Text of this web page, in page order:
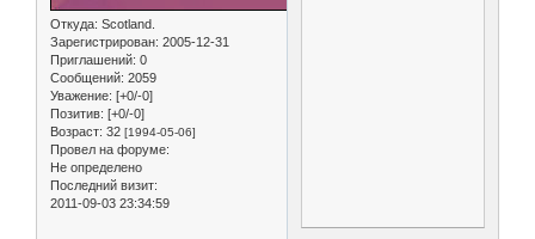
Откуда: Scotland.
Зарегистрирован: 2005-12-31
Приглашений: 0
Сообщений: 2059
Уважение: [+0/-0]
Позитив: [+0/-0]
Возраст: 32 [1994-05-06]
Провел на форуме:
Не определено
Последний визит:
2011-09-03 23:34:59